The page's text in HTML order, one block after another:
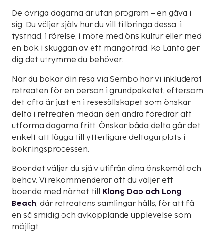
De övriga dagarna är utan program – en gåva i
sig. Du väljer själv hur du vill tillbringa dessa: i
tystnad, i rörelse, i möte med öns kultur eller med
en bok i skuggan av ett mangoträd. Ko Lanta ger
dig det utrymme du behöver.
När du bokar din resa via Sembo har vi inkluderat
retreaten för en person i grundpaketet, eftersom
det ofta är just en i resesällskapet som önskar
delta i retreaten medan den andra föredrar att
utforma dagarna fritt. Önskar båda delta går det
enkelt att lägga till ytterligare deltagarplats i
bokningsprocessen.
Boendet väljer du själv utifrån dina önskemål och
behov. Vi rekommenderar att du väljer ett
boende med närhet till Klong Dao och Long
Beach, där retreatens samlingar hålls, för att få
en så smidig och avkopplande upplevelse som
möjligt.